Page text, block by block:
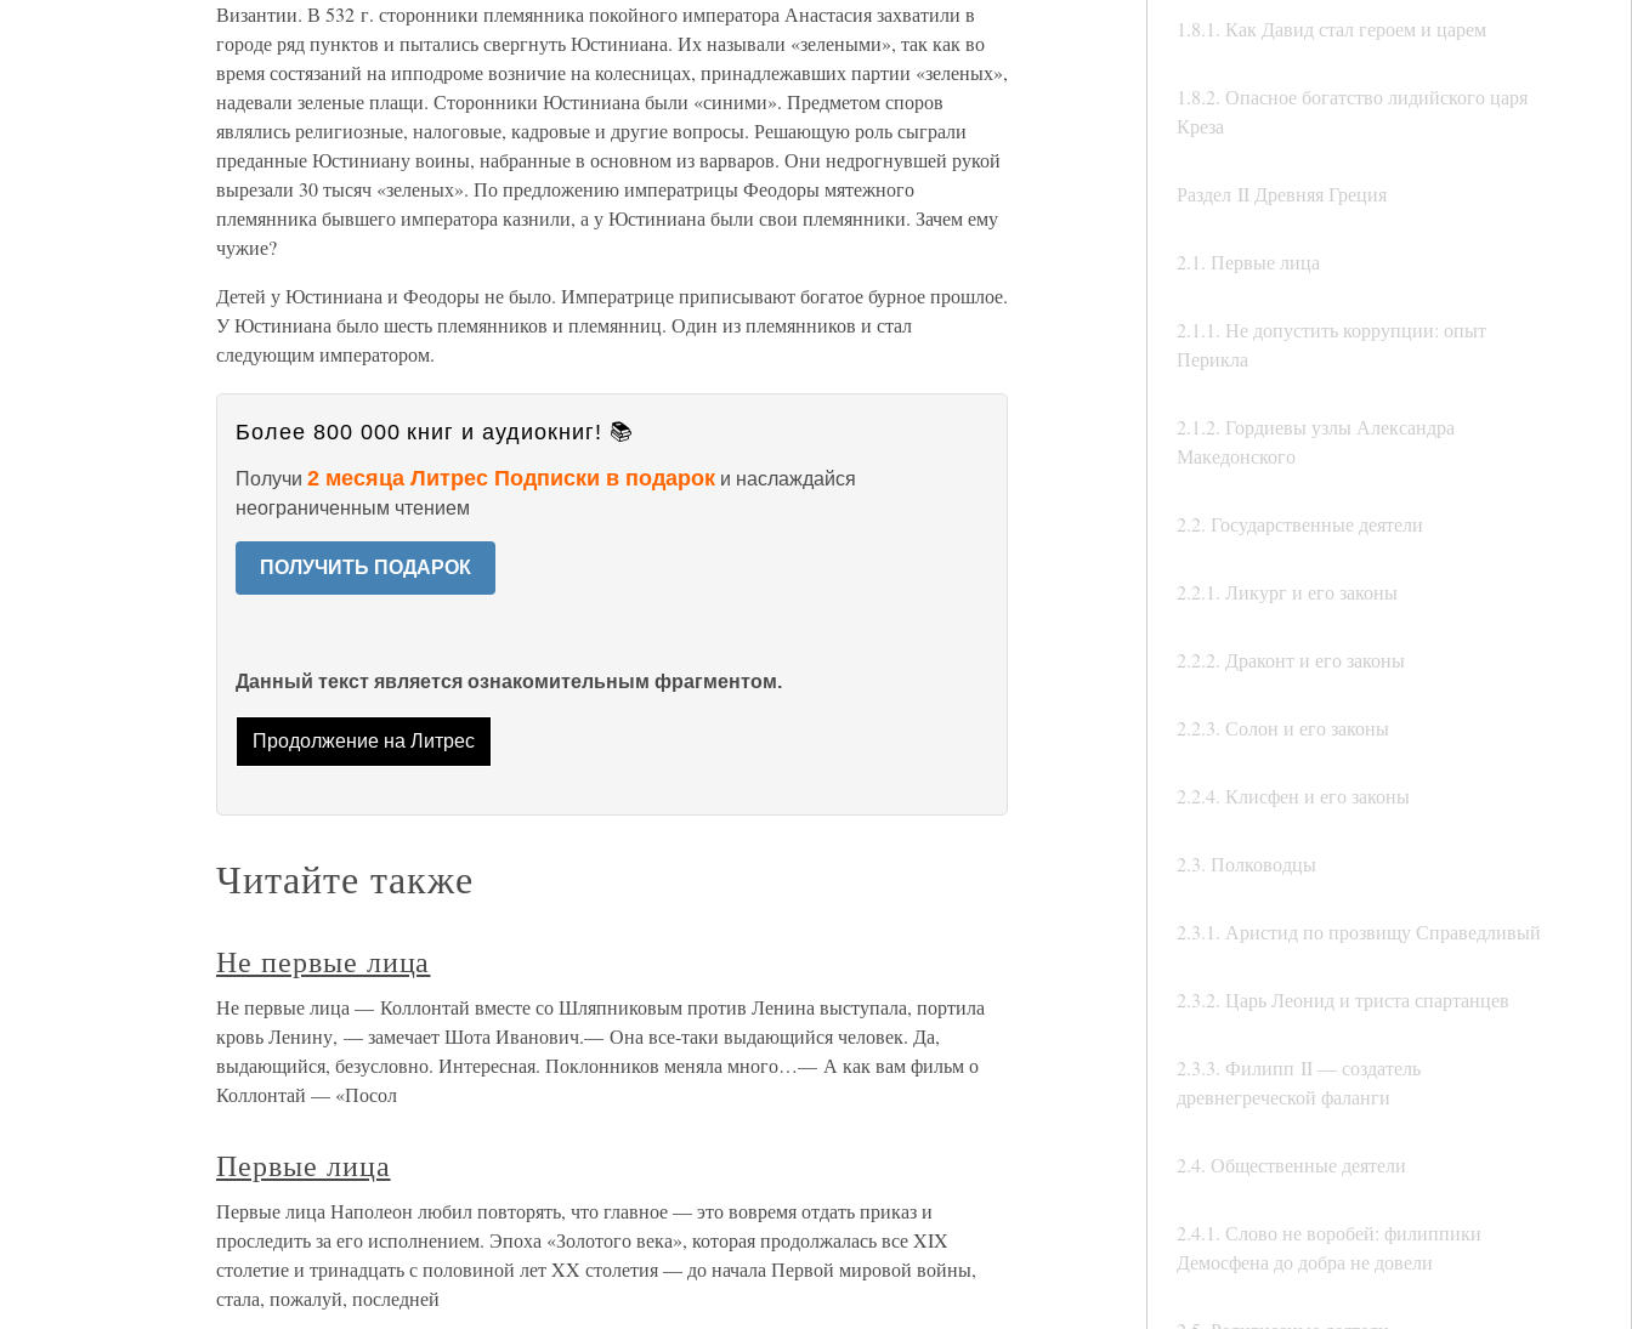
1.8.1. Как Давид стал героем и царем
1.8.2. Опасное богатство лидийского царя
Креза
Раздел II Древняя Греция
2.1. Первые лица
2.1.1. Не допустить коррупции: опыт
Перикла
2.1.2. Гордиевы узлы Александра
Македонского
2.2. Государственные деятели
2.2.1. Ликург и его законы
2.2.2. Драконт и его законы
2.2.3. Солон и его законы
2.2.4. Клисфен и его законы
2.3. Полководцы
2.3.1. Аристид по прозвищу Справедливый
2.3.2. Царь Леонид и триста спартанцев
2.3.3. Филипп II — создатель
древнегреческой фаланги
2.4. Общественные деятели
2.4.1. Слово не воробей: филиппики
Демосфена до добра не довели
Византии. В 532 г. сторонники племянника покойного императора Анастасия захватили в
городе ряд пунктов и пытались свергнуть Юстиниана. Их называли «зелеными», так как во
время состязаний на ипподроме возничие на колесницах, принадлежавших партии «зеленых»,
надевали зеленые плащи. Сторонники Юстиниана были «синими». Предметом споров
являлись религиозные, налоговые, кадровые и другие вопросы. Решающую роль сыграли
преданные Юстиниану воины, набранные в основном из варваров. Они недрогнувшей рукой
вырезали 30 тысяч «зеленых». По предложению императрицы Феодоры мятежного
племянника бывшего императора казнили, а у Юстиниана были свои племянники. Зачем ему
чужие?
Детей у Юстиниана и Феодоры не было. Императрице приписывают богатое бурное прошлое.
У Юстиниана было шесть племянников и племянниц. Один из племянников и стал
следующим императором.
Более 800 000 книг и аудиокниг! 📚
Получи 2 месяца Литрес Подписки в подарок и наслаждайся
неограниченным чтением
ПОЛУЧИТЬ ПОДАРОК
Данный текст является ознакомительным фрагментом.
Продолжение на Литрес
Читайте также
Не первые лица
Не первые лица — Коллонтай вместе со Шляпниковым против Ленина выступала, портила
кровь Ленину, — замечает Шота Иванович.— Она все-таки выдающийся человек. Да,
выдающийся, безусловно. Интересная. Поклонников меняла много…— А как вам фильм о
Коллонтай — «Посол
Первые лица
Первые лица Наполеон любил повторять, что главное — это вовремя отдать приказ и
проследить за его исполнением. Эпоха «Золотого века», которая продолжалась все XIX
столетие и тринадцать с половиной лет XX столетия — до начала Первой мировой войны,
стала, пожалуй, последней